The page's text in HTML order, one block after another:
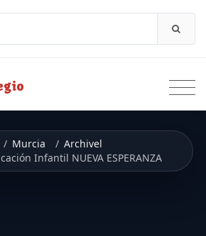
Murcia
Archivel
Infantil NUEVA ESPERANZA